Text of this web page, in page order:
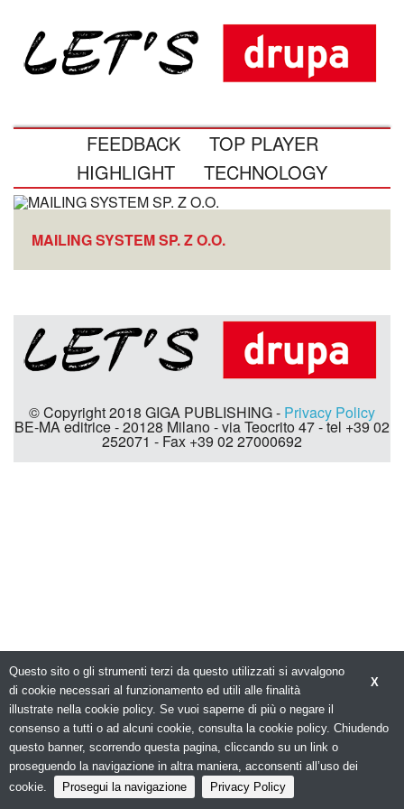
FEEDBACK
TOP PLAYER
HIGHLIGHT
TECHNOLOGY
MAILING SYSTEM SP. Z O.O.
© Copyright 2018 GIGA PUBLISHING - Privacy Policy
BE-MA editrice - 20128 Milano - via Teocrito 47 - tel +39 02
252071 - Fax +39 02 27000692
X
Questo sito o gli strumenti terzi da questo utilizzati si avvalgono
di cookie necessari al funzionamento ed utili alle finalità
illustrate nella cookie policy. Se vuoi saperne di più o negare il
consenso a tutti o ad alcuni cookie, consulta la cookie policy. Chiudendo
questo banner, scorrendo questa pagina, cliccando su un link o
proseguendo la navigazione in altra maniera, acconsenti all’uso dei
cookie.
Prosegui la navigazione Privacy Policy